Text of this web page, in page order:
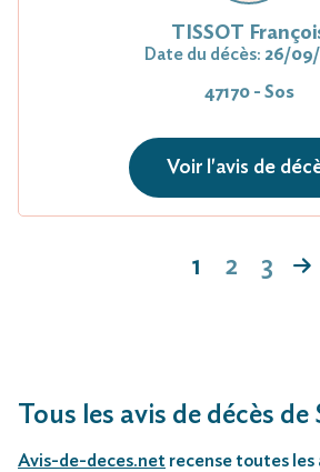
TISSOT
Date du décès: 26/09/
47170 - Sos
Voir l'avis de
1 2 3
Tous les avis de décès de
Avis-de-deces.net recense toutes les